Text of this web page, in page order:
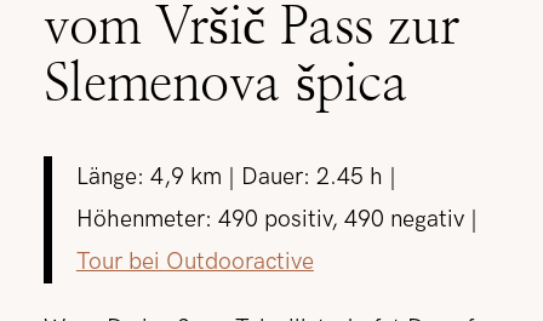
vom Vršič Pass zur
Slemenova špica
Länge: 4,9 km | Dauer: 2.45 h |
Höhenmeter: 490 positiv, 490 negativ |
Tour bei Outdooractive